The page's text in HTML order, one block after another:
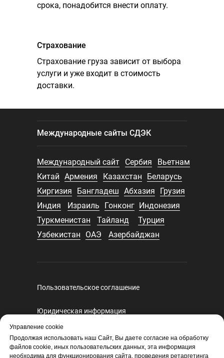
срока, понадобится внести оплату.
Страхование
Страхование груза зависит от выбора
услуги и уже входит в стоимость
доставки.
Международные сайты СДЭК
Сербия
Вьетнам
Китай Армения Казахстан
Беларусь
Киргизия
Бангладеш Абхазия Грузия
Международный сайт
Индия Израиль Гонконг Индонезия
Туркменистан
Турция
Узбекистан
ОАЭ Азербайджан
Тайланд
Пользовательское соглашение
Юридическая информация
Политика конфиденциальности
Регламент оказания курьерских услуг
Политика экспертного и санкционного
Управление cookie
Продолжая использовать наш Сайт, Вы даете согласие на обработку
файлов cookie, иных пользовательских данных, эта информация
необходима для функционирования сайта, проведения ретаргетинга